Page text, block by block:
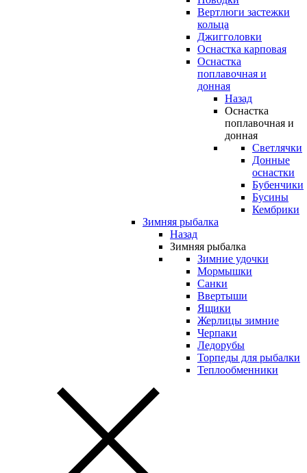
Вертлюги застежки
кольца
Джигголовки
Оснастка карповая
Оснастка
поплавочная и
донная
Назад
Оснастка
поплавочная и
донная
Светлячки
Донные
оснастки
Бубенчики
Бусины
Кембрики
Зимняя рыбалка
Назад
Зимняя рыбалка
Зимние удочки
Мормышки
Санки
Ввертыши
Ящики
Жерлицы зимние
Черпаки
Ледорубы
Торпеды для рыбалки
Теплообменники